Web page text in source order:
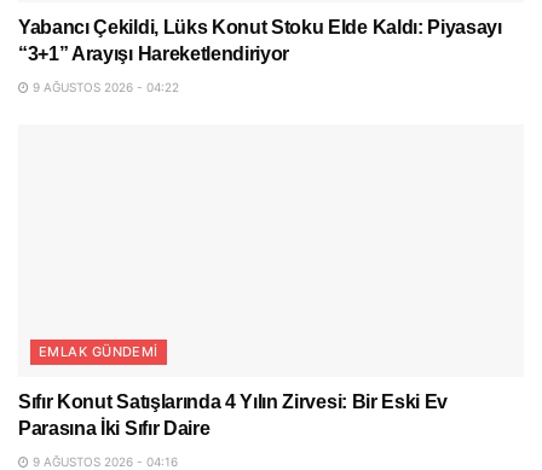
Yabancı Çekildi, Lüks Konut Stoku Elde Kaldı: Piyasayı
“3+1” Arayışı Hareketlendiriyor
9 AĞUSTOS 2026 - 04:22
EMLAK GÜNDEMI
Sıfır Konut Satışlarında 4 Yılın Zirvesi: Bir Eski Ev
Parasına İki Sıfır Daire
9 AĞUSTOS 2026 - 04:16